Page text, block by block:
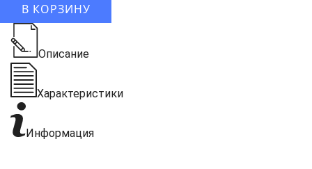
В КОРЗИНУ
Описание
Характеристики
Информация